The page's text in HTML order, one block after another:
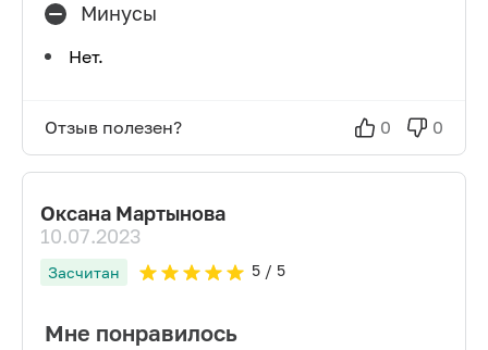
Минусы
Нет.
Отзыв полезен? 0 0
Оксана Мартынова
10.07.2023
Засчитан 5/ 5
Мне понравилось